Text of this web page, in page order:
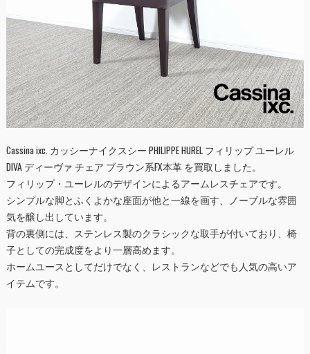
Cassina ixc. カッシーナイクスシー PHILIPPE HUREL フィリップ ユーレル
DIVA ディーヴァ チェア ブラウン系FX本革 を買取しました。
フィリップ・ユーレルのデザインによるアームレスチェアです。
シンプルな脚とふくよかな座面が他と一線を画す、ノーブルな雰囲
気を醸し出しています。
背の裏側には、ステンレス製のクラシックな取手が付いており、椅
子としての完成度をより一層高めます。
ホームユースとしてだけでなく、レストランなどでも人気の高いア
イテムです。